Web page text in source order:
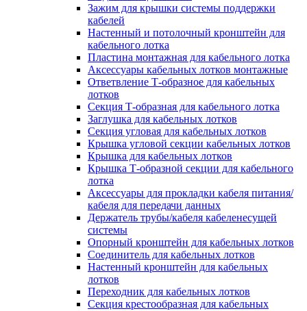
Зажим для крышки системы поддержки
кабелей
Настенный и потолочный кронштейн для
кабельного лотка
Пластина монтажная для кабельного лотка
Аксессуары кабельных лотков монтажные
Ответвление Т-образное для кабельных
лотков
Секция Т-образная для кабельного лотка
Заглушка для кабельных лотков
Секция угловая для кабельных лотков
Крышка угловой секции кабельных лотков
Крышка для кабельных лотков
Крышка Т-образной секции для кабельного
лотка
Аксессуары для прокладки кабеля питания/
кабеля для передачи данных
Держатель трубы/кабеля кабеленесущей
системы
Опорный кронштейн для кабельных лотков
Соединитель для кабельных лотков
Настенный кронштейн для кабельных
лотков
Переходник для кабельных лотков
Секция крестообразная для кабельных